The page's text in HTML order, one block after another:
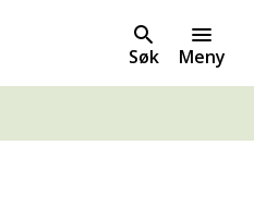
Søk Meny